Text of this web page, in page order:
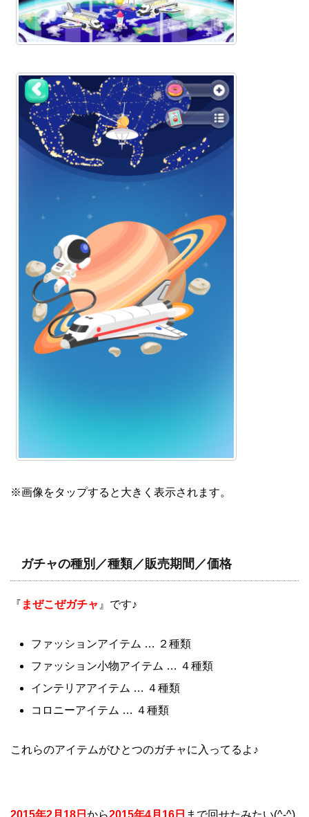
※画像をタップすると大きく表示されます。
ガチャの種別／種類／販売期間／価格
『 まぜこぜガチャ 』です♪
ファッションアイテム … ２種類
ファッション小物アイテム … ４種類
インテリアアイテム … ４種類
コロニーアイテム … ４種類
これらのアイテムがひとつのガチャに入ってるよ♪